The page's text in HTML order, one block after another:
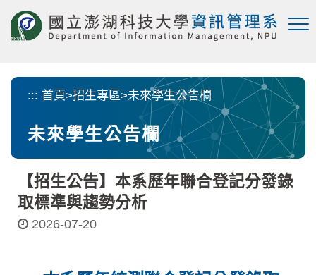
::: 首頁>招生專區>未來學生公告欄
未來學生公告欄
【招生公告】本系歷年聯合登記分發錄
取標準與趨勢分析
2026-07-20